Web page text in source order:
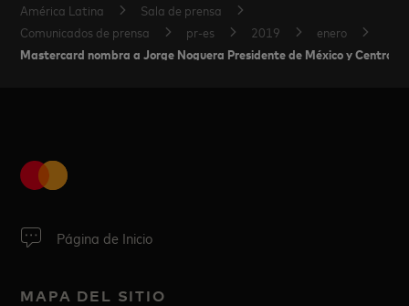
América Latina
Sala de prensa
Comunicados de prensa
pr-es 2019 enero
Mastercard nombra a Jorge Noguera Presidente de México y
Página de Inicio
MAPA DEL SITIO